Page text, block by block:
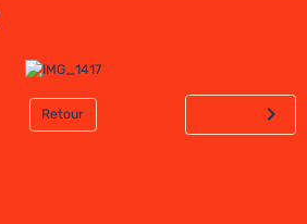
Retour